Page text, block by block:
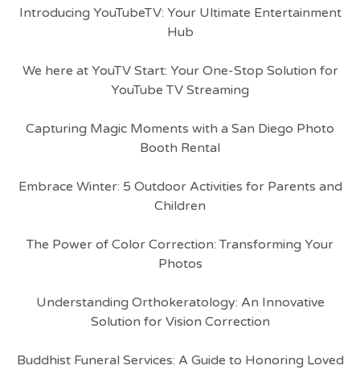
Introducing YouTubeTV: Your Ultimate Entertainment
Hub
We here at YouTV Start: Your One-Stop Solution for
YouTube TV Streaming
Capturing Magic Moments with a San Diego Photo
Booth Rental
Embrace Winter: 5 Outdoor Activities for Parents and
Children
The Power of Color Correction: Transforming Your
Photos
Understanding Orthokeratology: An Innovative
Solution for Vision Correction
Buddhist Funeral Services: A Guide to Honoring Loved